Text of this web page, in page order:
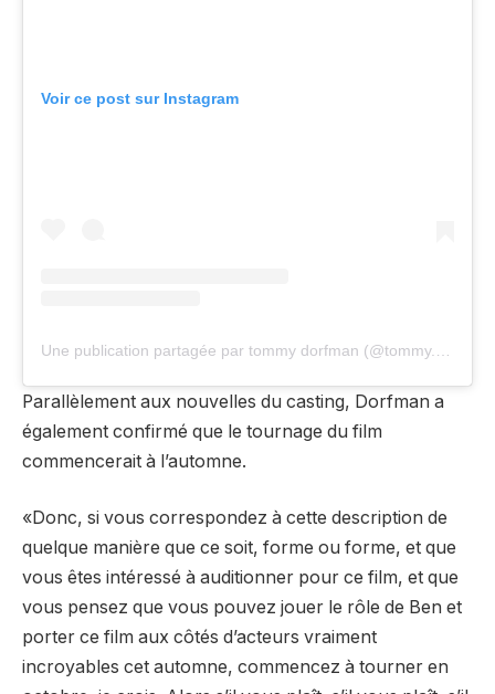
Voir ce post sur Instagram
Parallèlement aux nouvelles du casting, Dorfman a
également confirmé que le tournage du film
commencerait à l’automne.
«Donc, si vous correspondez à cette description de
quelque manière que ce soit, forme ou forme, et que
vous êtes intéressé à auditionner pour ce film, et que
vous pensez que vous pouvez jouer le rôle de Ben et
porter ce film aux côtés d’acteurs vraiment
incroyables cet automne, commencez à tourner en